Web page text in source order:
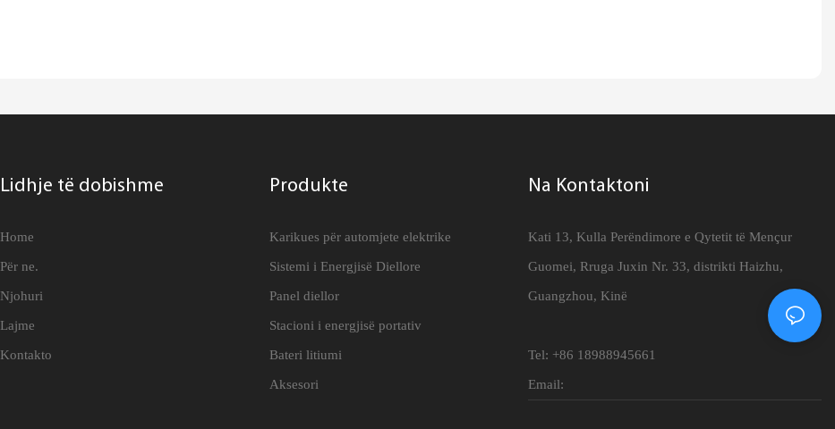
Lidhje të dobishme
Home
Për ne.
Njohuri
Lajme
Kontakto
Produkte
Karikues për automjete elektrike
Sistemi i Energjisë Diellore
Panel diellor
Stacioni i energjisë portativ
Bateri litiumi
Aksesori
Na Kontaktoni
Kati 13, Kulla Perëndimore e Qytetit të Mençur
Guomei, Rruga Juxin Nr. 33, distrikti Haizhu,
Guangzhou, Kinë
Tel: +86 18988945661
Email: